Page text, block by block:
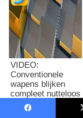
VIDEO:
Conventionele
wapens blijken
compleet nutteloos
tegen UFO boven
Peru